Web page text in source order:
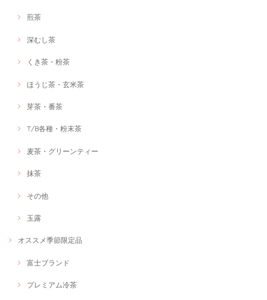
煎茶
深むし茶
くき茶・粉茶
ほうじ茶・玄米茶
芽茶・番茶
T/B各種・粉末茶
麦茶・グリーンティー
抹茶
その他
玉露
オススメ季節限定品
富士ブランド
プレミアム冷茶